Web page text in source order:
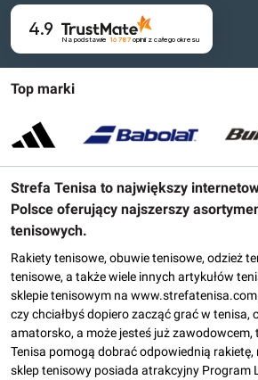
Top marki
Strefa Tenisa to największy
Polsce oferujący najszerszy
tenisowych.
Rakiety tenisowe, obuwie tenisowe, odzież
tenisowe, a także wiele innych artykułów
sklepie tenisowym na
czy chciałbyś dopiero zacząć grać w tenisa,
amatorsko, a może jesteś już zawodowcem,
Tenisa pomogą dobrać odpowiednią
sklep tenisowy posiada atrakcyjny Program
4.9
Na podstawie 16 787opinii z całego okresu